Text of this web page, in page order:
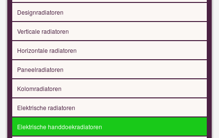
Designradiatoren
Verticale radiatoren
Horizontale radiatoren
Paneelradiatoren
Kolomradiatoren
Elektrische radiatoren
Elektrische handdoekradiatoren